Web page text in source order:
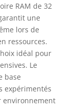
RAM de 32
une
lors de
ressources.
idéal pour
Le
base
expérimentés
environnement